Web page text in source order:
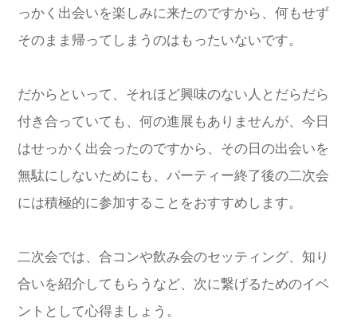
っかく出会いを楽しみに来たのですから、何もせず
そのまま帰ってしまうのはもったいないです。
だからといって、それほど興味のない人とだらだら
付き合っていても、何の進展もありませんが、今日
はせっかく出会ったのですから、その日の出会いを
無駄にしないためにも、パーティー終了後の二次会
には積極的に参加することをおすすめします。
二次会では、合コンや飲み会のセッティング、知り
合いを紹介してもらうなど、次に繋げるためのイベ
ントとして心得ましょう。